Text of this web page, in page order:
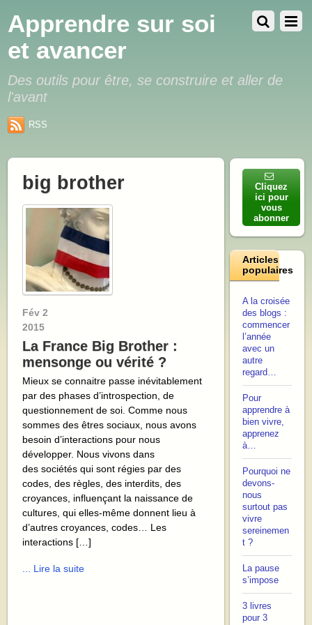
Apprendre sur soi
et avancer
Des outils pour être, se construire et aller de
l'avant
RSS
big brother
Fév 2
2015
La France Big Brother :
mensonge ou vérité ?
Mieux se connaitre passe inévitablement
par des phases d’introspection, de
questionnement de soi. Comme nous
sommes des êtres sociaux, nous avons
besoin d’interactions pour nous
développer. Nous vivons dans
des sociétés qui sont régies par des
codes, des règles, des interdits, des
croyances, influençant la naissance de
cultures, qui elles-même donnent lieu à
d’autres croyances, codes… Les
interactions […]
... Lire la suite
Cliquez
ici pour
vous
abonner
Articles
populaires
A la croisée
des blogs :
commencer
l’année
avec un
autre
regard…
Pour
apprendre à
bien vivre,
apprenez
à…
Pourquoi ne
devons-
nous
surtout pas
vivre
sereinemen
t ?
La pause
s’impose
3 livres
pour 3